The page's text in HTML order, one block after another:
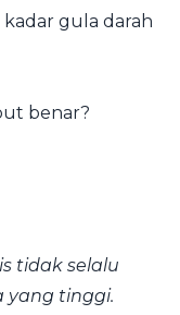
gula darah
benar?
tidak selalu
yang tinggi.